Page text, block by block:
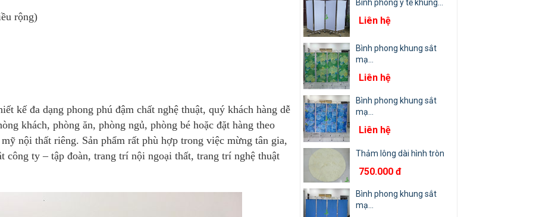
rộng)
kế đa dạng phong phú đậm chất nghệ thuật, quý khách hàng dễ
khách, phòng ăn, phòng ngủ, phòng bé hoặc đặt hàng theo
nội thất riêng. Sản phẩm rất phù hợp trong việc mừng tân gia,
công ty – tập đoàn, trang trí nội ngoại thất, trang trí nghệ thuật
Bình phong y tế khung...
Liên hệ
Bình phong khung sắt
mạ...
Liên hệ
Bình phong khung sắt
mạ...
Liên hệ
Thảm lông dài hình tròn
750.000 đ
Bình phong khung sắt
mạ...